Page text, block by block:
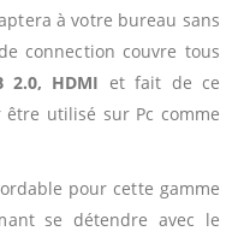
à votre bureau sans
connection couvre tous
2.0, HDMI et fait de ce
utilisé sur Pc comme
pour cette gamme
se détendre avec le